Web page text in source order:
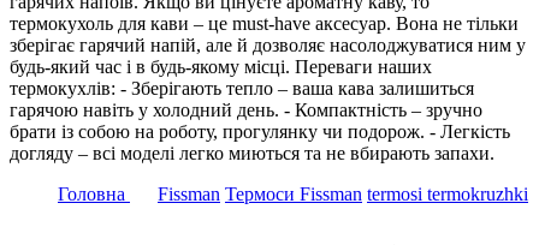
термокухоль для кави – це must-have аксесуар. Вона не тільки
зберігає гарячий напій, але й дозволяє насолоджуватися ним у
будь-який час і в будь-якому місці. Переваги наших
термокухлів: - Зберігають тепло – ваша кава залишиться
гарячою навіть у холодний день. - Компактність – зручно
брати із собою на роботу, прогулянку чи подорож. - Легкість
догляду – всі моделі легко миються та не вбирають запахи.
Головна
Fissman Термоси Fissman termosi termokruzhki